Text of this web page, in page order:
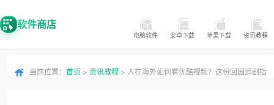
软件商店
电脑软件 安卓下载 苹果下载 资讯教程
当前位置： 首页 > 资讯教程 > 人在海外如何看优酷视频？这份回国追剧指